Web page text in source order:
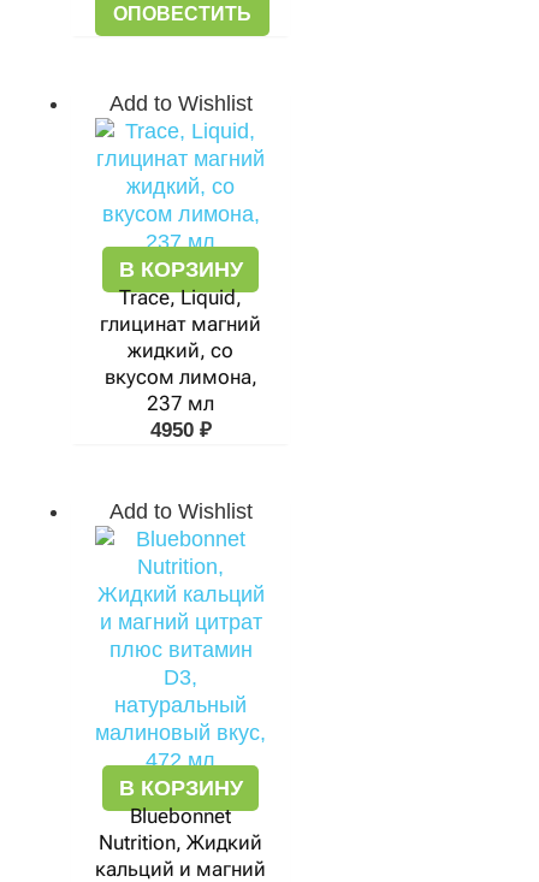
ОПОВЕСТИТЬ
Add to Wishlist
В КОРЗИНУ
Trace, Liquid,
глицинат магний
жидкий, со
вкусом лимона,
237 мл
4950 ₽
Add to Wishlist
В КОРЗИНУ
Bluebonnet
Nutrition, Жидкий
кальций и магний